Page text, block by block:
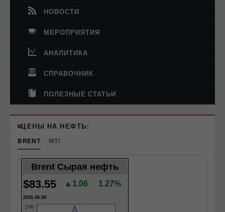
НОВОСТИ
МЕРОПРИЯТИЯ
АНАЛИТИКА
СПРАВОЧНИК
ПОЛЕЗНЫЕ СТАТЬИ
ЦЕНЫ НА НЕФТЬ:
BRENT
WTI
Brent Сырая нефть
$83.55 ▲1.06 1.27%
2026.08.08